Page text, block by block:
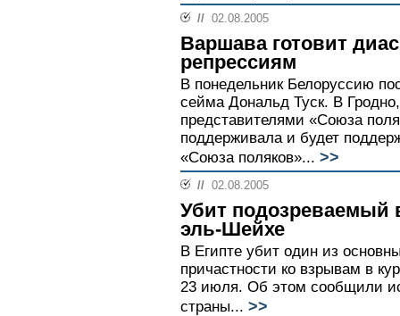
// 02.08.2005
Варшава готовит
репрессиям
В понедельник Белоруссию
сейма Дональд Туск. В
представителями «Союза
поддерживала и будет
«Союза поляков»... >>
// 02.08.2005
Убит
эль-Шейхе
В Египте убит один из
причастности ко взрывам в
23 июля. Об этом сообщили
страны... >>